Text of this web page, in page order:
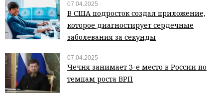
07.04.2025
В США подросток создал приложение,
которое диагностирует сердечные
заболевания за секунды
07.04.2025
Чечня занимает 3-е место в России по
темпам роста ВРП